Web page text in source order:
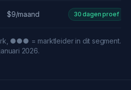
$9/maand 30 dagen proef
●●● = marktleider in dit segment.
2026.